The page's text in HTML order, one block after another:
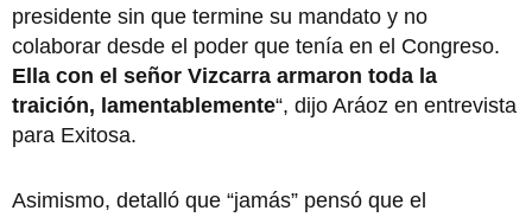
presidente sin que termine su mandato y no
colaborar desde el poder que tenía en el Congreso.
Ella con el señor Vizcarra armaron toda la
traición, lamentablemente“, dijo Aráoz en entrevista
para Exitosa.
Asimismo, detalló que “jamás” pensó que el